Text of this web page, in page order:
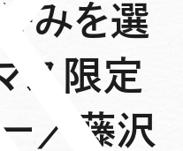
みを選
ス限定
／藤沢